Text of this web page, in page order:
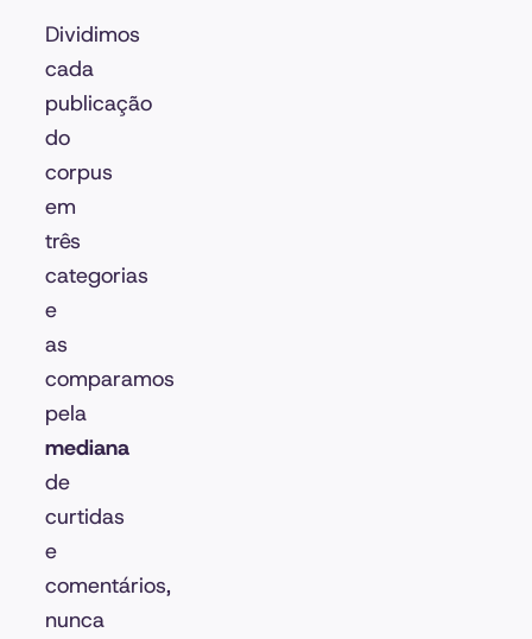
Dividimos
cada
publicação
do
corpus
em
três
categorias
e
as
comparamos
pela
mediana
de
curtidas
e
comentários,
nunca